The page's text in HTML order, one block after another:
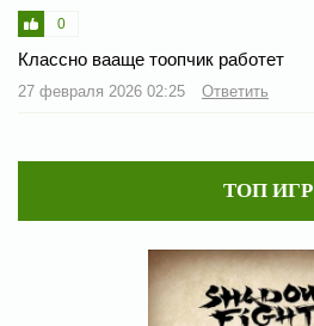
0
Классно вааще тоопчик работет
27 февраля 2026 02:25 Ответить
ТОП ИГР